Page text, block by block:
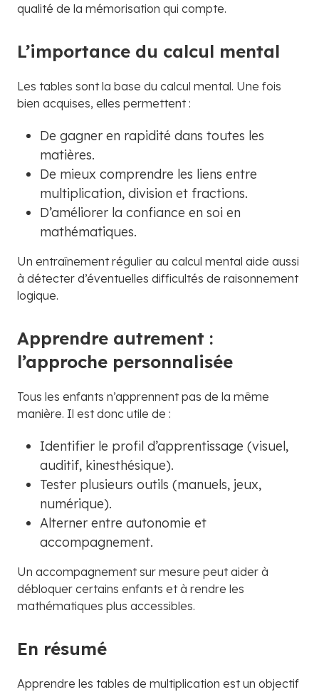
qualité de la mémorisation qui compte.
L’importance du calcul mental
Les tables sont la base du calcul mental. Une fois
bien acquises, elles permettent :
De gagner en rapidité dans toutes les
matières.
De mieux comprendre les liens entre
multiplication, division et fractions.
D’améliorer la confiance en soi en
mathématiques.
Un entraînement régulier au calcul mental aide aussi
à détecter d’éventuelles difficultés de raisonnement
logique.
Apprendre autrement :
l’approche personnalisée
Tous les enfants n’apprennent pas de la même
manière. Il est donc utile de :
Identifier le profil d’apprentissage (visuel,
auditif, kinesthésique).
Tester plusieurs outils (manuels, jeux,
numérique).
Alterner entre autonomie et
accompagnement.
Un accompagnement sur mesure peut aider à
débloquer certains enfants et à rendre les
mathématiques plus accessibles.
En résumé
Apprendre les tables de multiplication est un objectif